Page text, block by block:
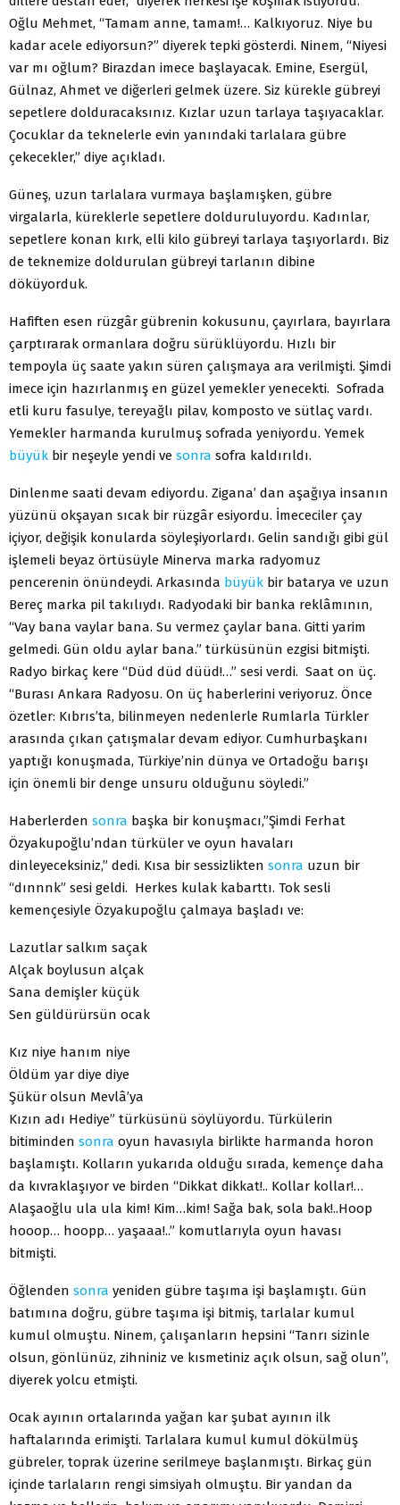
Oğlu Mehmet, “Tamam anne, tamam!… Kalkıyoruz. Niye bu
kadar acele ediyorsun?” diyerek tepki gösterdi. Ninem, “Niyesi
var mı oğlum? Birazdan imece başlayacak. Emine, Esergül,
Gülnaz, Ahmet ve diğerleri gelmek üzere. Siz kürekle gübreyi
sepetlere dolduracaksınız. Kızlar uzun tarlaya taşıyacaklar.
Çocuklar da teknelerle evin yanındaki tarlalara gübre
çekecekler,” diye açıkladı.
Güneş, uzun tarlalara vurmaya başlamışken, gübre
virgalarla, küreklerle sepetlere dolduruluyordu. Kadınlar,
sepetlere konan kırk, elli kilo gübreyi tarlaya taşıyorlardı. Biz
de teknemize doldurulan gübreyi tarlanın dibine
döküyorduk.
Hafiften esen rüzgâr gübrenin kokusunu, çayırlara, bayırlara
çarptırarak ormanlara doğru sürüklüyordu. Hızlı bir
tempoyla üç saate yakın süren çalışmaya ara verilmişti. Şimdi
imece için hazırlanmış en güzel yemekler yenecekti. Sofrada
etli kuru fasulye, tereyağlı pilav, komposto ve sütlaç vardı.
Yemekler harmanda kurulmuş sofrada yeniyordu. Yemek
büyük bir neşeyle yendi ve sonra sofra kaldırıldı.
Dinlenme saati devam ediyordu. Zigana’ dan aşağıya insanın
yüzünü okşayan sıcak bir rüzgâr esiyordu. İmececiler çay
içiyor, değişik konularda söyleşiyorlardı. Gelin sandığı gibi gül
işlemeli beyaz örtüsüyle Minerva marka radyomuz
pencerenin önündeydi. Arkasında büyük bir batarya ve uzun
Bereç marka pil takılıydı. Radyodaki bir banka reklâmının,
“Vay bana vaylar bana. Su vermez çaylar bana. Gitti yarim
gelmedi. Gün oldu aylar bana.” türküsünün ezgisi bitmişti.
Radyo birkaç kere “Düd düd düüd!…” sesi verdi. Saat on üç.
“Burası Ankara Radyosu. On üç haberlerini veriyoruz. Önce
özetler: Kıbrıs’ta, bilinmeyen nedenlerle Rumlarla Türkler
arasında çıkan çatışmalar devam ediyor. Cumhurbaşkanı
yaptığı konuşmada, Türkiye’nin dünya ve Ortadoğu barışı
için önemli bir denge unsuru olduğunu söyledi.”
Haberlerden sonra başka bir konuşmacı,”Şimdi Ferhat
Özyakupoğlu’ndan türküler ve oyun havaları
dinleyeceksiniz,” dedi. Kısa bir sessizlikten sonra uzun bir
“dınnnk” sesi geldi. Herkes kulak kabarttı. Tok sesli
kemençesiyle Özyakupoğlu çalmaya başladı ve:
Lazutlar salkım saçak
Alçak boylusun alçak
Sana demişler küçük
Sen güldürürsün ocak
Kız niye hanım niye
Öldüm yar diye diye
Şükür olsun Mevlâ’ya
Kızın adı Hediye” türküsünü söylüyordu. Türkülerin
bitiminden sonra oyun havasıyla birlikte harmanda horon
başlamıştı. Kolların yukarıda olduğu sırada, kemençe daha
da kıvraklaşıyor ve birden “Dikkat dikkat!.. Kollar kollar!…
Alaşaoğlu ula ula kim! Kim…kim! Sağa bak, sola bak!..Hoop
hooop… hoopp… yaşaaa!..” komutlarıyla oyun havası
bitmişti.
Öğlenden sonra yeniden gübre taşıma işi başlamıştı. Gün
batımına doğru, gübre taşıma işi bitmiş, tarlalar kumul
kumul olmuştu. Ninem, çalışanların hepsini “Tanrı sizinle
olsun, gönlünüz, zihniniz ve kısmetiniz açık olsun, sağ olun”,
diyerek yolcu etmişti.
Ocak ayının ortalarında yağan kar şubat ayının ilk
haftalarında erimişti. Tarlalara kumul kumul dökülmüş
gübreler, toprak üzerine serilmeye başlanmıştı. Birkaç gün
içinde tarlaların rengi simsiyah olmuştu. Bir yandan da